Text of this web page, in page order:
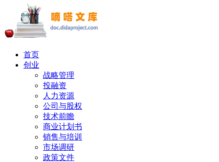
首页
创业
战略管理
投融资
人力资源
公司与股权
技术前瞻
商业计划书
销售与培训
市场调研
政策文件